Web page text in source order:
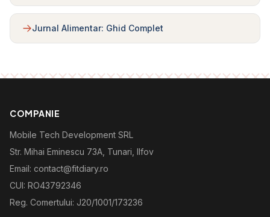
Jurnal Alimentar: Ghid Complet
COMPANIE
Mobile Tech Development SRL
Str. Mihai Eminescu 73A, Tunari, Ilfov
Email: contact@fitdiary.ro
CUI: RO43792346
Reg. Comertului: J20/1001/173236